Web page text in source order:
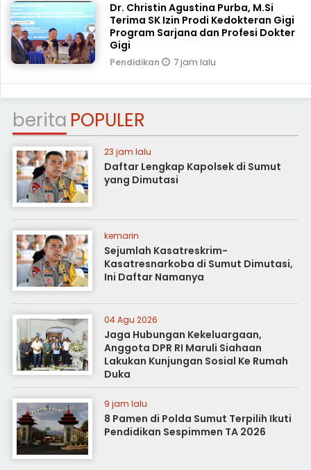
Dr. Christin Agustina Purba, M.Si
Terima SK Izin Prodi Kedokteran Gigi
Program Sarjana dan Profesi Dokter
Gigi
Pendidikan 7 jam lalu
berita POPULER
23 jam lalu
Daftar Lengkap Kapolsek di Sumut
yang Dimutasi
kemarin
Sejumlah Kasatreskrim-
Kasatresnarkoba di Sumut Dimutasi,
Ini Daftar Namanya
04 Agu 2026
Jaga Hubungan Kekeluargaan,
Anggota DPR RI Maruli Siahaan
Lakukan Kunjungan Sosial Ke Rumah
Duka
9 jam lalu
8 Pamen di Polda Sumut Terpilih Ikuti
Pendidikan Sespimmen TA 2026